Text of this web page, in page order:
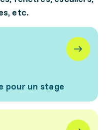
etc.
pour un stage